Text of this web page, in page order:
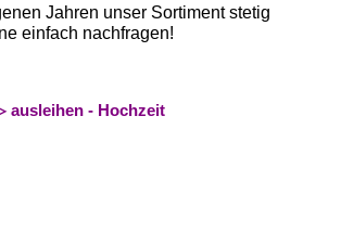
Jahren unser Sortiment stetig
einfach nachfragen!
ausleihen - Hochzeit